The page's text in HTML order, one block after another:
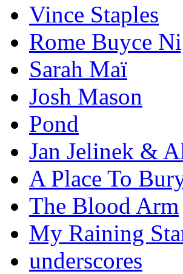
Vince Staples
Rome Buyce
Sarah Maï
Josh Mason
Pond
Jan Jelinek &
A Place To
The Blood Arm
My Raining
underscores